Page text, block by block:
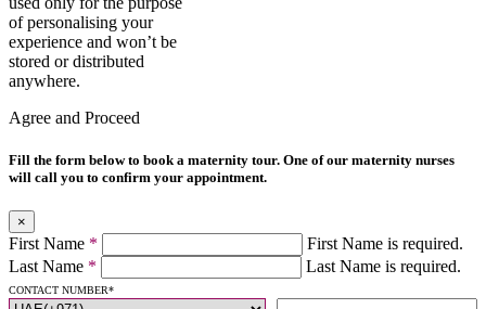
of personalising your
experience and won’t be
stored or distributed
anywhere.
Agree and Proceed
Fill the form below to book a maternity tour. One of our maternity nurses
will call you to confirm your appointment.
×
First Name *
First Name is required.
Last Name * Last Name is required.
CONTACT NUMBER*